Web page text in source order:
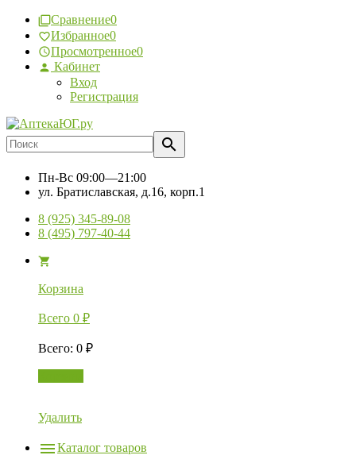
Сравнение0
Избранное0
Просмотренное0
Кабинет
Вход
Регистрация
Пн-Вс 09:00—21:00
ул. Братиславская, д.16, корп.1
8 (925) 345-89-08
8 (495) 797-40-44
Корзина
Всего 0 ₽
Всего: 0 ₽
Удалить
Каталог товаров